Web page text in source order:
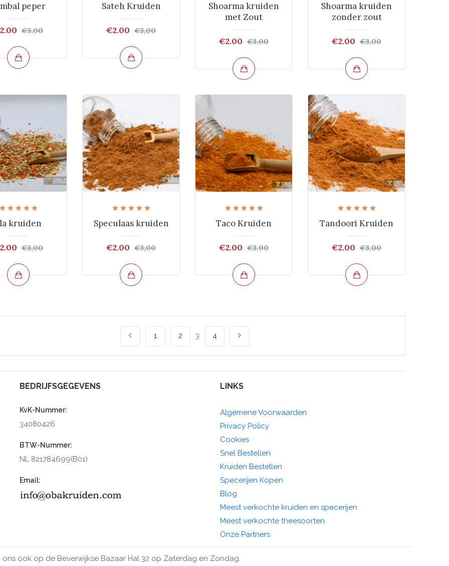
peper
€3,00
Sateh Kruiden
€2.00 €3,00
Shoarma kruiden
met Zout
€2.00 €3,00
Shoarma kruiden
zonder zout
€2.00 €3,00
kruiden
€3,00
Speculaas kruiden
€2.00 €3,00
Taco Kruiden
€2.00 €3,00
Tandoori Kruiden
€2.00 €3,00
1 2 3 4
BEDRIJFSGEGEVENS
KvK-Nummer:
34080426
BTW-Nummer:
NL 821784699(B01)
Email:
LINKS
Algemene Voorwaarden
Privacy Policy
Cookies
Snel Bestellen
Kruiden Bestellen
Specerijen Kopen
Blog
Meest verkochte kruiden en specerijen
Meest verkochte theesoorten
Onze Partners
ons ook op de Beverwijkse Bazaar Hal 32 op Zaterdag en Zondag.